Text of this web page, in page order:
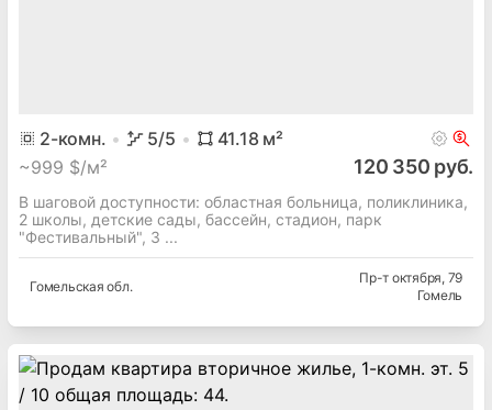
2-комн. 5/5 41.18 м²
~999 $/м² 120 350 руб.
В шаговой доступности: областная больница, поликлиника,
2 школы, детские сады, бассейн, стадион, парк
"Фестивальный", 3 ...
Гомельская обл.
Пр-т октября, 79
Гомель